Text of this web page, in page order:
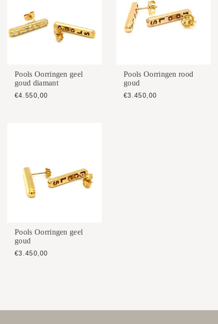
Pools Oorringen geel
goud diamant
€4.550,00
Pools Oorringen rood
goud
€3.450,00
Pools Oorringen geel
goud
€3.450,00